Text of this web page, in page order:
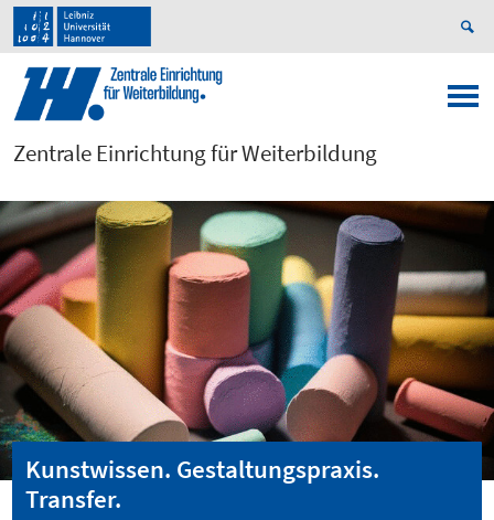
Zentrale Einrichtung für Weiterbildung
Kunstwissen. Gestaltungspraxis.
Transfer.